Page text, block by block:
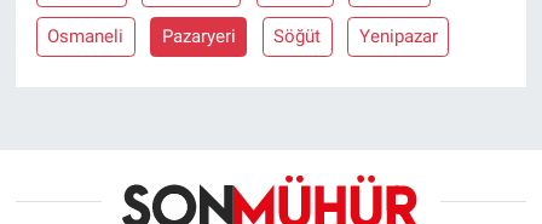
Osmaneli Pazaryeri Söğüt Yenipazar